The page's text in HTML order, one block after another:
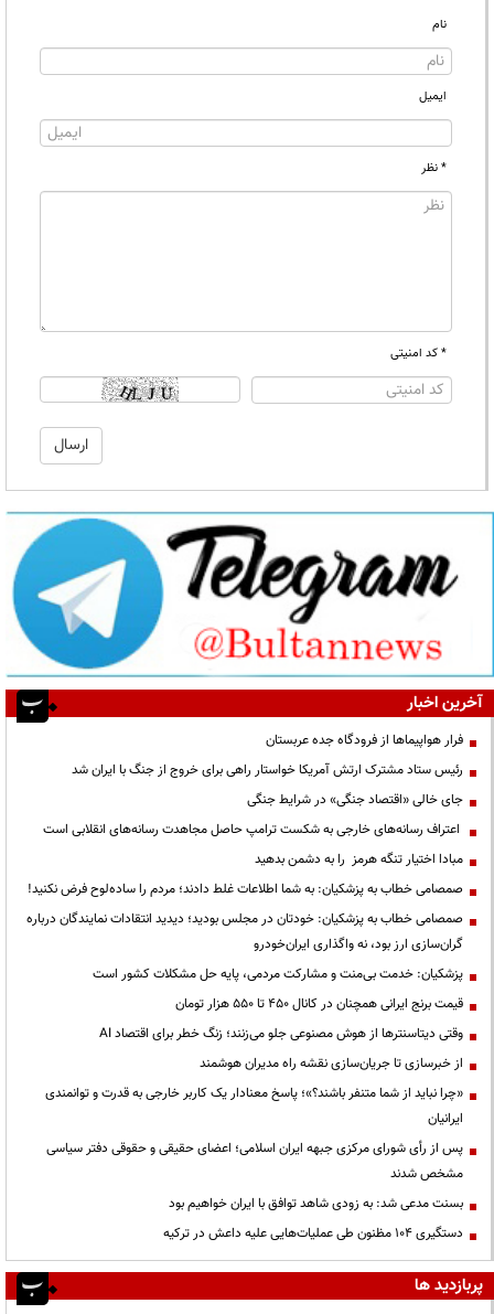
نام
ایمیل
* نظر
* کد امنیتی
آخرین اخبار
فرار هواپیماها از فرودگاه جده عربستان
رئیس ستاد مشترک ارتش آمریکا خواستار راهی برای خروج از جنگ با ایران شد
جای خالی «اقتصاد جنگی» در شرایط جنگی
اعتراف رسانه‌های خارجی به شکست ترامپ حاصل مجاهدت رسانه‌های انقلابی است
مبادا اختیار تنگه هرمز را به دشمن بدهید
صمصامی خطاب به پزشکیان: به شما اطلاعات غلط دادند؛ مردم را ساده‌لوح فرض نکنید!
صمصامی خطاب به پزشکیان: خودتان در مجلس بودید؛ دیدید انتقادات نمایندگان درباره
گران‌سازی ارز بود، نه واگذاری ایران‌خودرو
پزشکیان: خدمت بی‌منت و مشارکت مردمی، پایه حل مشکلات کشور است
قیمت‌ برنج ایرانی همچنان در کانال ۴۵۰ تا ۵۵۰ هزار تومان
وقتی دیتاسنترها از هوش مصنوعی جلو می‌زنند؛ زنگ خطر برای اقتصاد AI
از خبرسازی تا جریان‌سازی نقشه راه مدیران هوشمند
«چرا نباید از شما متنفر باشند؟»؛ پاسخ معنادار یک کاربر خارجی به قدرت و توانمندی
ایرانیان
پس از رأی شورای مرکزی جبهه ایران اسلامی؛ اعضای حقیقی و حقوقی دفتر سیاسی
مشخص شدند
بسنت مدعی شد: به زودی شاهد توافق با ایران خواهیم بود
دستگیری ۱۰۴ مظنون طی عملیات‌هایی علیه داعش در ترکیه
پربازدید ها